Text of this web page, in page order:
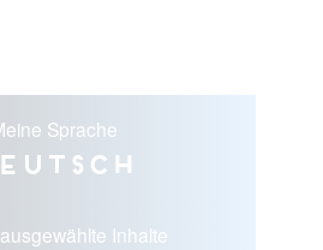
Sprache
Inhalte